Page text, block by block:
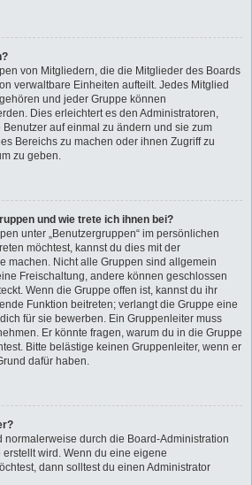
von Mitgliedern, die die Mitglieder des Boards
verwaltbare Einheiten aufteilt. Jedes Mitglied
und jeder Gruppe können
Dies erleichtert es den Administratoren,
auf einmal zu ändern und sie zum
Bereichs zu machen oder ihnen Zugriff zu
zu geben.
und wie trete ich ihnen bei?
unter „Benutzergruppen“ im persönlichen
möchtest, kannst du dies mit der
machen. Nicht alle Gruppen sind allgemein
Freischaltung, andere können geschlossen
Wenn die Gruppe offen ist, kannst du ihr
Funktion beitreten; verlangt die Gruppe eine
für sie bewerben. Ein Gruppenleiter muss
Er könnte fragen, warum du in die Gruppe
Bitte belästige keinen Gruppenleiter, wenn er
dafür haben.
normalerweise durch die Board-Administration
wird. Wenn du eine eigene
dann solltest du einen Administrator